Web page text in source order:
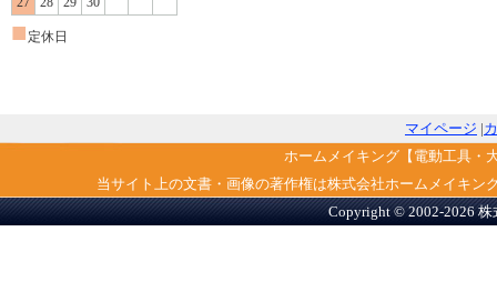
■ 定休日
マイページ |
ホームメイキング【電動工具・
当サイト上の文書・画像の著作権は株式会社ホームメイキ
Copyright © 2002-2026